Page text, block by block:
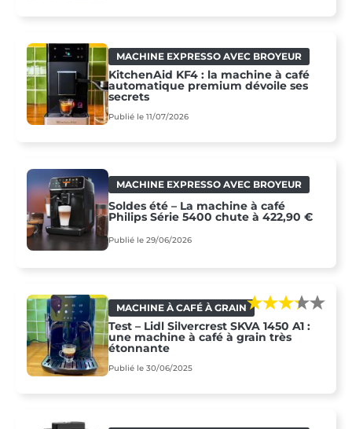
MACHINE EXPRESSO AVEC BROYEUR
KitchenAid KF4 : la machine à café
automatique premium dévoile ses
secrets
Publié le 11/07/2026
MACHINE EXPRESSO AVEC BROYEUR
Soldes été – La machine à café
Philips Série 5400 chute à 422,90 €
Publié le 29/06/2026
MACHINE À CAFÉ À GRAIN
Test – Lidl Silvercrest SKVA 1450 A1 :
une machine à café à grain très
étonnante
Publié le 30/06/2025